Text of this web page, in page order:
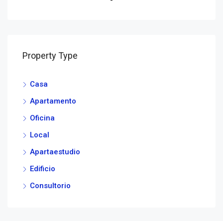
Property Type
Casa
Apartamento
Oficina
Local
Apartaestudio
Edificio
Consultorio